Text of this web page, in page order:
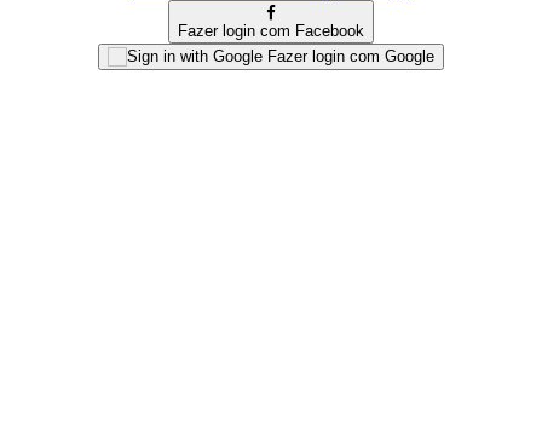
Fazer login com Facebook
Fazer login com Google